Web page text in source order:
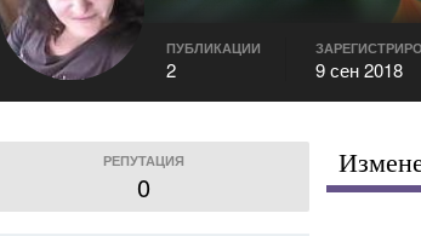
ПУБЛИКАЦИИ
2 9 сен 2018
РЕПУТАЦИЯ
0